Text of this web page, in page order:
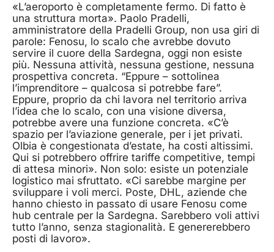
«L’aeroporto è completamente fermo. Di fatto è
una struttura morta». Paolo Pradelli,
amministratore della Pradelli Group, non usa giri di
parole: Fenosu, lo scalo che avrebbe dovuto
servire il cuore della Sardegna, oggi non esiste
più. Nessuna attività, nessuna gestione, nessuna
prospettiva concreta. “Eppure – sottolinea
l’imprenditore – qualcosa si potrebbe fare”.
Eppure, proprio da chi lavora nel territorio arriva
l’idea che lo scalo, con una visione diversa,
potrebbe avere una funzione concreta. «C’è
spazio per l’aviazione generale, per i jet privati.
Olbia è congestionata d’estate, ha costi altissimi.
Qui si potrebbero offrire tariffe competitive, tempi
di attesa minori». Non solo: esiste un potenziale
logistico mai sfruttato. «Ci sarebbe margine per
sviluppare i voli merci. Poste, DHL, aziende che
hanno chiesto in passato di usare Fenosu come
hub centrale per la Sardegna. Sarebbero voli attivi
tutto l’anno, senza stagionalità. E genererebbero
posti di lavoro».